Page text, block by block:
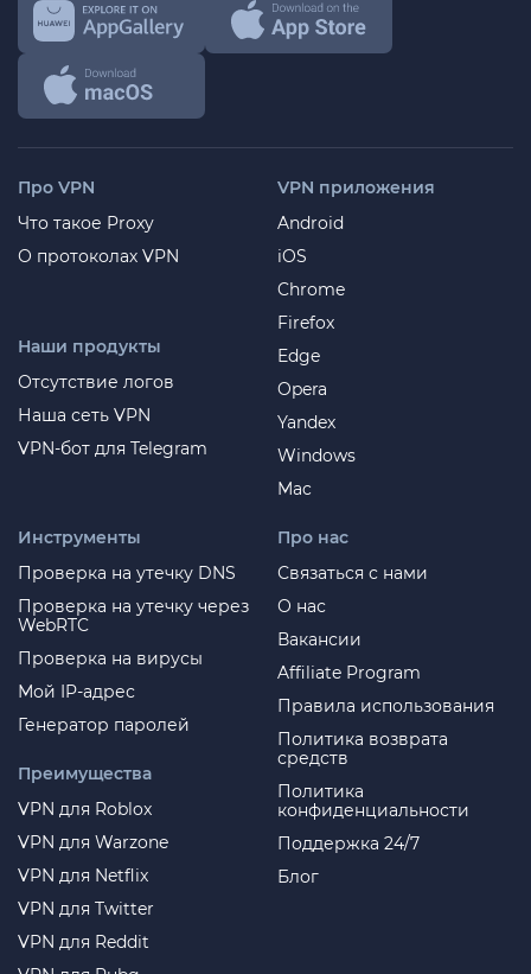
Про VPN
Что такое Proxy
О протоколах VPN
Наши продукты
Отсутствие логов
Наша сеть VPN
VPN-бот для Telegram
VPN приложения
Android
iOS
Chrome
Firefox
Edge
Opera
Yandex
Windows
Mac
Про нас
Связаться с нами
О нас
Вакансии
Affiliate Program
Правила использования
Политика возврата
средств
Политика
конфиденциальности
Поддержка 24/7
Блог
Инструменты
Проверка на утечку DNS
Проверка на утечку через
WebRTC
Проверка на вирусы
Мой IP-адрес
Генератор паролей
Преимущества
VPN для Roblox
VPN для Warzone
VPN для Netflix
VPN для Twitter
VPN для Reddit